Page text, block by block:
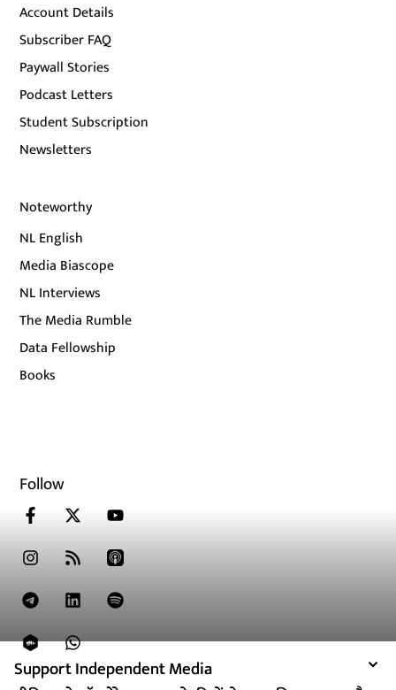
Support Independent Media
Support Independent Media
Account Details
Subscriber FAQ
Paywall Stories
Podcast Letters
Student Subscription
Newsletters
Noteworthy
NL English
Media Biascope
NL Interviews
The Media Rumble
Data Fellowship
Books
Follow